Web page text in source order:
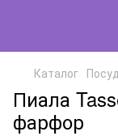
Каталог
Пиала
фарфор